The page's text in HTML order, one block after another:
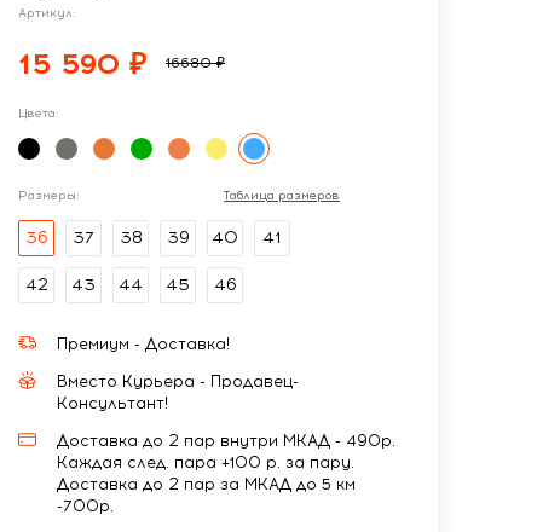
Артикул:
15 590 ₽ 16680 ₽
Цвета:
Размеры: Таблица размеров
36 37 38 39 40 41
42 43 44 45 46
Премиум - Доставка!
Вместо Курьера - Продавец-
Консультант!
Доставка до 2 пар внутри МКАД - 490р.
Каждая след. пара +100 р. за пару.
Доставка до 2 пар за МКАД до 5 км
-700р.